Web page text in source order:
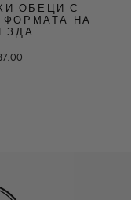
ОБЕЦИ С
ФОРМАТА НА